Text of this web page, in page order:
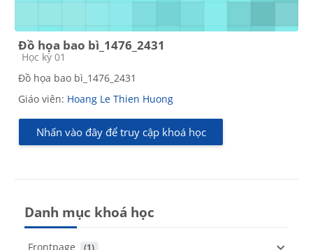
Đồ họa bao bì_1476_2431
Các loại khóa học
Học kỳ 01
Đồ họa bao bì_1476_2431
Giáo viên: Hoang Le Thien Huong
Nhấn vào đây để truy cập khoá học
Danh mục khoá học
Frontpage (1)